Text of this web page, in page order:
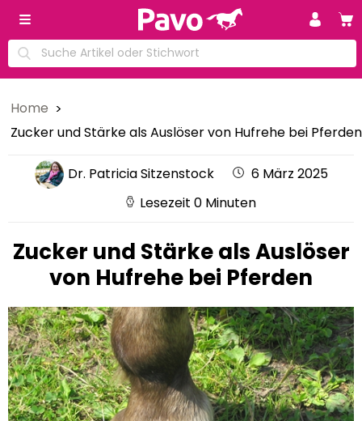
Home
Zucker und Stärke als Auslöser von Hufrehe bei Pferden
Dr. Patricia Sitzenstock
6 März 2025
Lesezeit 0 Minuten
Zucker und Stärke als Auslöser
von Hufrehe bei Pferden